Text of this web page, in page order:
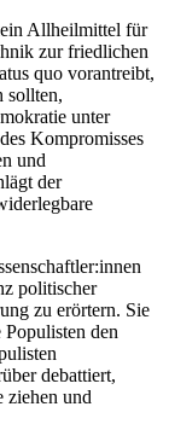
Allheilmittel für
zur friedlichen
quo vorantreibt,
sollten,
unter
Kompromisses
und
der
politischer
zu erörtern. Sie
den
debattiert,
ziehen und